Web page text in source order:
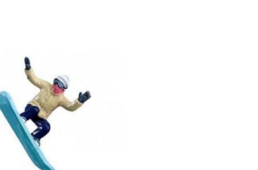
Ajouter
à la liste